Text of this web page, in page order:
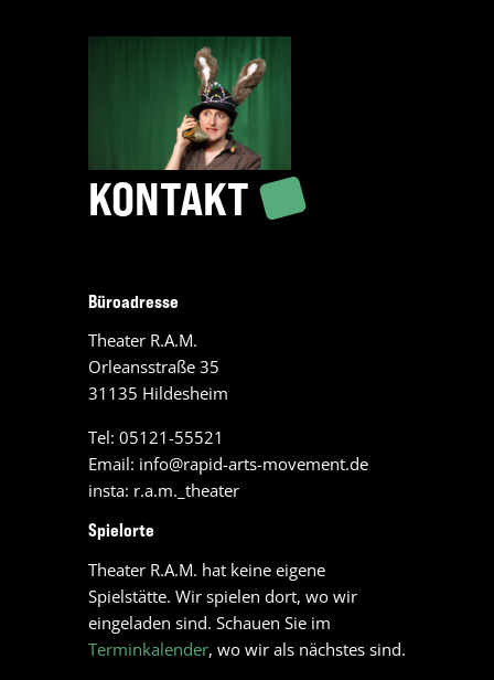
KONTAKT
Büroadresse
Theater R.A.M.
Orleansstraße 35
31135 Hildesheim
Tel: 05121-55521
Email: info@rapid-arts-movement.de
insta: r.a.m._theater
Spielorte
Theater R.A.M. hat keine eigene
Spielstätte. Wir spielen dort, wo wir
eingeladen sind. Schauen Sie im
Terminkalender, wo wir als nächstes sind.